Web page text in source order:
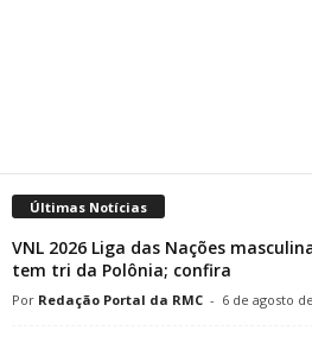
Últimas Notícias
VNL 2026 Liga das Nações
tem tri da Polônia; confira
Redação Portal da RMC - 6 de agosto